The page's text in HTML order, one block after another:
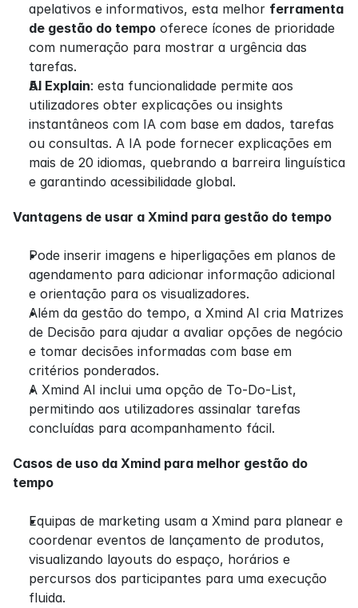
apelativos e informativos, esta melhor ferramenta
de gestão do tempo oferece ícones de prioridade
com numeração para mostrar a urgência das
tarefas.
AI Explain: esta funcionalidade permite aos
utilizadores obter explicações ou insights
instantâneos com IA com base em dados, tarefas
ou consultas. A IA pode fornecer explicações em
mais de 20 idiomas, quebrando a barreira linguística
e garantindo acessibilidade global.
Vantagens de usar a Xmind para gestão do tempo
Pode inserir imagens e hiperligações em planos de
agendamento para adicionar informação adicional
e orientação para os visualizadores.
Além da gestão do tempo, a Xmind AI cria Matrizes
de Decisão para ajudar a avaliar opções de negócio
e tomar decisões informadas com base em
critérios ponderados.
A Xmind AI inclui uma opção de To-Do-List,
permitindo aos utilizadores assinalar tarefas
concluídas para acompanhamento fácil.
Casos de uso da Xmind para melhor gestão do
tempo
Equipas de marketing usam a Xmind para planear e
coordenar eventos de lançamento de produtos,
visualizando layouts do espaço, horários e
percursos dos participantes para uma execução
fluida.